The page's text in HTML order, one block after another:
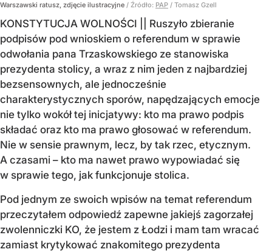
Warszawski ratusz, zdjęcie ilustracyjne / Źródło: PAP / Tomasz Gzell
KONSTYTUCJA WOLNOŚCI || Ruszyło zbieranie
podpisów pod wnioskiem o referendum w sprawie
odwołania pana Trzaskowskiego ze stanowiska
prezydenta stolicy, a wraz z nim jeden z najbardziej
bezsensownych, ale jednocześnie
charakterystycznych sporów, napędzających emocje
nie tylko wokół tej inicjatywy: kto ma prawo podpis
składać oraz kto ma prawo głosować w referendum.
Nie w sensie prawnym, lecz, by tak rzec, etycznym.
A czasami – kto ma nawet prawo wypowiadać się
w sprawie tego, jak funkcjonuje stolica.
Pod jednym ze swoich wpisów na temat referendum
przeczytałem odpowiedź zapewne jakiejś zagorzałej
zwolenniczki KO, że jestem z Łodzi i mam tam wracać
zamiast krytykować znakomitego prezydenta